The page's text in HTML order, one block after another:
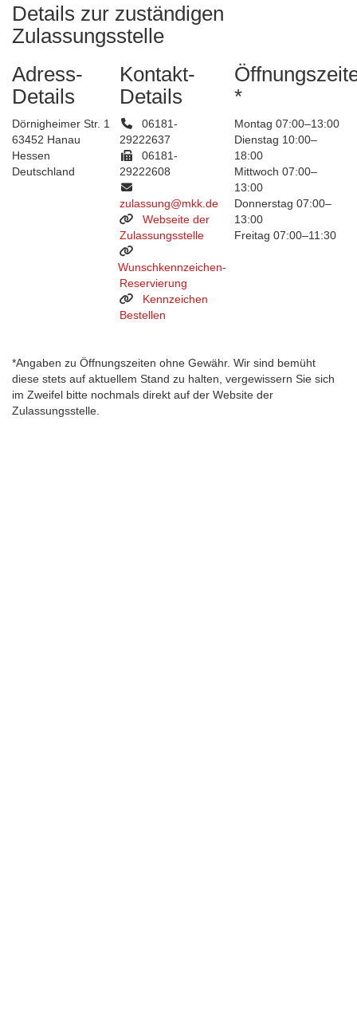
Details zur zuständigen
Zulassungsstelle
Adress-
Details
Dörnigheimer Str. 1
63452 Hanau
Hessen
Deutschland
Kontakt-
Details
06181-
29222637
06181-
29222608
zulassung@mkk.de
Webseite der
Zulassungsstelle
Wunschkennzeichen-
Reservierung
Kennzeichen
Bestellen
*
Montag 07:00–13:00
Dienstag 10:00–
18:00
Mittwoch 07:00–
13:00
Donnerstag 07:00–
13:00
Freitag 07:00–11:30
*Angaben zu Öffnungszeiten ohne Gewähr. Wir sind bemüht
diese stets auf aktuellem Stand zu halten, vergewissern Sie sich
im Zweifel bitte nochmals direkt auf der Website der
Zulassungsstelle.